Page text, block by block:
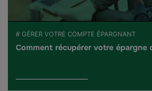
# GÉRER VOTRE COMPTE ÉPARGNANT
Comment récupérer votre épargne